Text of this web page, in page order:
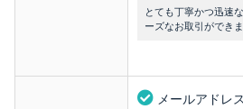
とても丁寧かつ迅速
ーズなお取引ができま
メールアドレ